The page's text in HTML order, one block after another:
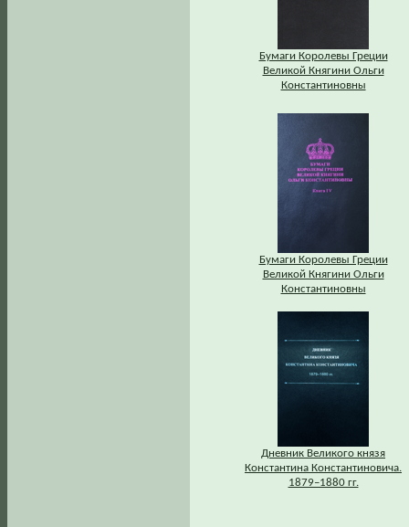
Бумаги Королевы Греции
Великой Княгини Ольги
Константиновны
Бумаги Королевы Греции
Великой Княгини Ольги
Константиновны
Дневник Великого князя
Константина Константиновича.
1879–1880 гг.